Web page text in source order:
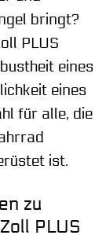
bringt?
PLUS
eines
eines
für alle, die
ist.
zu
PLUS